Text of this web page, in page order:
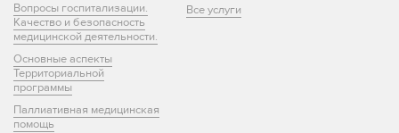
Вопросы госпитализации.
Качество и безопасность
медицинской деятельности.
Основные аспекты
Территориальной
программы
Паллиативная медицинская
помощь
Все услуги